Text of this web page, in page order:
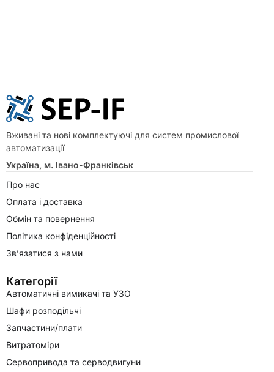
Вживані та нові комплектуючі для систем промислової
автоматизації
Україна, м. Івано-Франківськ
Про нас
Оплата і доставка
Обмін та повернення
Політика конфіденційності
Зв’язатися з нами
Категорії
Автоматичні вимикачі та УЗО
Шафи розподільчі
Запчастини/плати
Витратоміри
Сервопривода та серводвигуни